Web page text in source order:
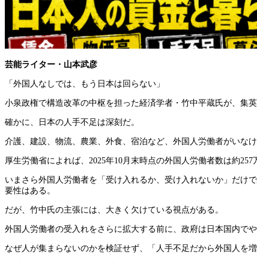
芸能ライター・山本武彦
「外国人なしでは、もう日本は回らない」
小泉政権で構造改革の中枢を担った経済学者・竹中平蔵氏が、集
確かに、日本の人手不足は深刻だ。
介護、建設、物流、農業、外食、宿泊など、外国人労働者がいな
厚生労働省によれば、2025年10月末時点の外国人労働者数は約
いまさら外国人労働者を「受け入れるか、受け入れないか」だけ
要性はある。
だが、竹中氏の主張には、大きく欠けている視点がある。
外国人労働者の受入れをさらに拡大する前に、政府は日本国内で
なぜ人が集まらないのかを検証せず、「人手不足だから外国人を